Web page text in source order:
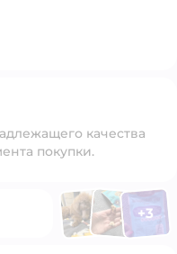
качества
покупки.
ФотоФотоФото
+3
Открыть